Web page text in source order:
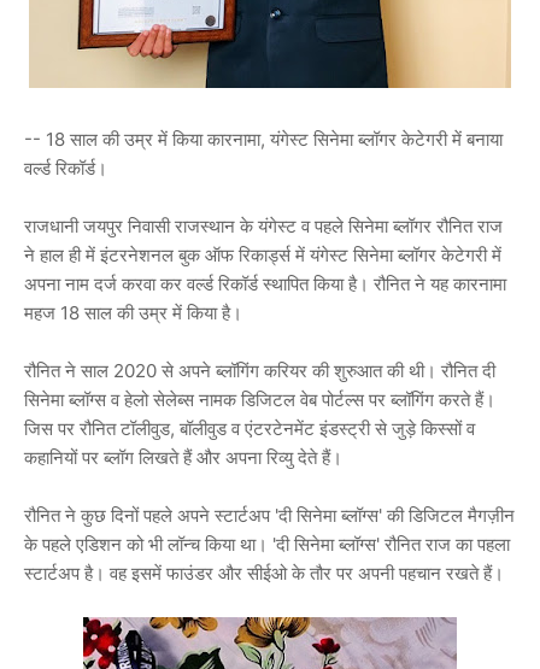
-- 18 साल की उम्र में किया कारनामा, यंगेस्ट सिनेमा ब्लॉगर केटेगरी में बनाया
वर्ल्ड रिकॉर्ड।
राजधानी जयपुर निवासी राजस्थान के यंगेस्ट व पहले सिनेमा ब्लॉगर रौनित राज
ने हाल ही में इंटरनेशनल बुक ऑफ रिकार्ड्स में यंगेस्ट सिनेमा ब्लॉगर केटेगरी में
अपना नाम दर्ज करवा कर वर्ल्ड रिकॉर्ड स्थापित किया है। रौनित ने यह कारनामा
महज 18 साल की उम्र में किया है।
रौनित ने साल 2020 से अपने ब्लॉगिंग करियर की शुरुआत की थी। रौनित दी
सिनेमा ब्लॉग्स व हेलो सेलेब्स नामक डिजिटल वेब पोर्टल्स पर ब्लॉगिंग करते हैं।
जिस पर रौनित टॉलीवुड, बॉलीवुड व एंटरटेनमेंट इंडस्ट्री से जुड़े किस्सों व
कहानियों पर ब्लॉग लिखते हैं और अपना रिव्यु देते हैं।
रौनित ने कुछ दिनों पहले अपने स्टार्टअप 'दी सिनेमा ब्लॉग्स' की डिजिटल मैगज़ीन
के पहले एडिशन को भी लॉन्च किया था। 'दी सिनेमा ब्लॉग्स' रौनित राज का पहला
स्टार्टअप है। वह इसमें फाउंडर और सीईओ के तौर पर अपनी पहचान रखते हैं।